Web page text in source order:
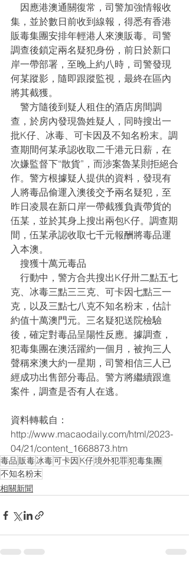
集，並於數日前收到線報，得悉有香港
販毒集團安排年輕港人來澳販毒。司警
調查後鎖定兩名疑犯身份，前日於新口
岸一帶部署，至晚上約八時，司警發現
何某蹤影，隨即跟蹤監視，最終在區內
將其截獲。
查，於房內發現魯姓疑人，同時搜出一
批K仔、冰毒、可卡因及不知名粉末。調
查期間何某承認收取二千港元日薪，在
次嫌監督下“散貨”，而涉案魯某則拒絕合
作。警方根據疑人提供的資料，發現有
人將毒品偷運入澳後交予兩名疑犯，至
昨日凌晨在新口岸一帶截獲負責帶貨的
伍某，並於其身上搜出兩包K仔。調查期
間，伍某承認收取七千元報酬將毒品運
入本澳。
    搜獲十萬元毒品
克、冰毒三點三三克、可卡因七點三一
克，以及三點七八克不知名粉末，估計
約值十萬澳門元。三名疑犯送院檢驗
後，確定對毒品呈陽性反應。據調查，
犯毒集團在澳活躍約一個月，被拘三人
聲稱來澳大約一星期，司警相信三人已
經成功出售部分毒品。警方將繼續跟進
案件，調查是否有人在逃。
資料轉載自：
http://www.macaodaily.com/html/2023-
04/21/content_1668873.htm
毒品販毒冰毒可卡因 K仔境外犯罪犯毒集團
不知名粉末
相關新聞